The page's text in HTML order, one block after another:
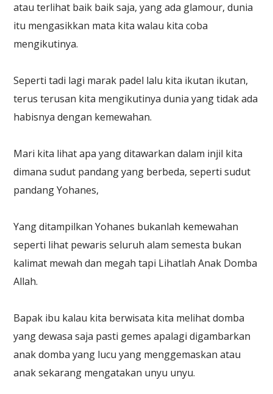
atau terlihat baik baik saja, yang ada glamour, dunia
itu mengasikkan mata kita walau kita coba
mengikutinya.
Seperti tadi lagi marak padel lalu kita ikutan ikutan,
terus terusan kita mengikutinya dunia yang tidak ada
habisnya dengan kemewahan.
Mari kita lihat apa yang ditawarkan dalam injil kita
dimana sudut pandang yang berbeda, seperti sudut
pandang Yohanes,
Yang ditampilkan Yohanes bukanlah kemewahan
seperti lihat pewaris seluruh alam semesta bukan
kalimat mewah dan megah tapi Lihatlah Anak Domba
Allah.
Bapak ibu kalau kita berwisata kita melihat domba
yang dewasa saja pasti gemes apalagi digambarkan
anak domba yang lucu yang menggemaskan atau
anak sekarang mengatakan unyu unyu.